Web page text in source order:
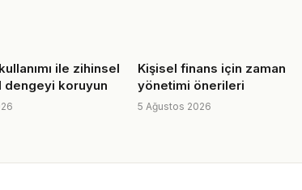
ile zihinsel
koruyun
Kişisel finans için zaman
yönetimi önerileri
5 Ağustos 2026